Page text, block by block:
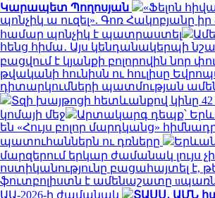
Կարապետ Պողոսյան
«Ֆելոն
պոնչիկ ա ուզել». Գոռ Հակոբյանը իր
համար պոնչիկ է պատրաստել
հենց հիմա․ Այս կենդանակերպի
բացվում է կյանքի բոլորովին նոր
թվականի հունիսն ու հուլիսը
դիտարկումների պատմության
Տզի խայթոցի հետևանքով կինը 42
կոմայի մեջ
Արտակարգ դեպք՝
են «Հույս բոլոր մարդկանց»
պատուհաններն ու դռները
մարզերում երկար ժամանակ լույս չի
ոստիկանությունը բացահայտել է,
ֆուտբոլիստն է ամենաշատը
ԱԱ-2026-ի ժամանակ
ՏԱՍՍ․ ԱՄՆ